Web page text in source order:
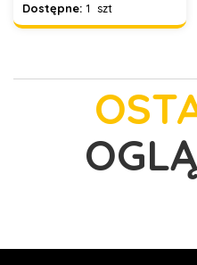
Dostępne: 1 szt